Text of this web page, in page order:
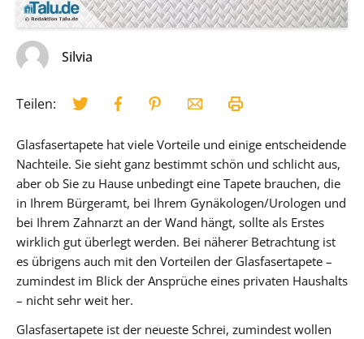
Silvia
Teilen:
Glasfasertapete hat viele Vorteile und einige entscheidende
Nachteile. Sie sieht ganz bestimmt schön und schlicht aus,
aber ob Sie zu Hause unbedingt eine Tapete brauchen, die
in Ihrem Bürgeramt, bei Ihrem Gynäkologen/Urologen und
bei Ihrem Zahnarzt an der Wand hängt, sollte als Erstes
wirklich gut überlegt werden. Bei näherer Betrachtung ist
es übrigens auch mit den Vorteilen der Glasfasertapete –
zumindest im Blick der Ansprüche eines privaten Haushalts
– nicht sehr weit her.
Glasfasertapete ist der neueste Schrei, zumindest wollen